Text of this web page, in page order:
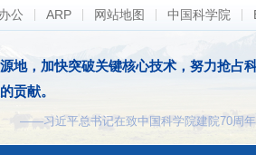
公 ARP 网站地图 中国科学院
地，加快突破关键核心技术，努力抢占
贡献。
——习近平总书记在致中国科学院建院70周年